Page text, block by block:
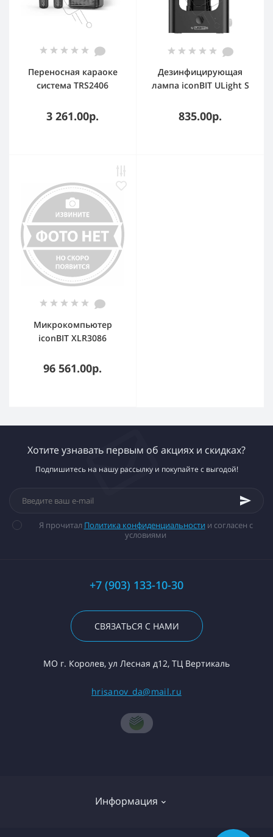
Переносная караоке
система TRS2406
10Вт, 2 микрофона
Bluetooth, подсвктка, с
16*12*16.7 CM, черный
3 261.00р.
Дезинфицирующая
лампа iconBIT ULight S
835.00р.
Микрокомпьютер
iconBIT XLR3086
компьютер) для
использования в
96 561.00р.
Хотите узнавать первым об акциях и скидках?
Подпишитесь на нашу рассылку и покупайте с выгодой!
Я прочитал Политика конфиденциальности и согласен с
условиями
+7 (903) 133-10-30
СВЯЗАТЬСЯ С НАМИ
МО г. Королев, ул Лесная д12, ТЦ Вертикаль
hrisanov_da@mail.ru
Информация